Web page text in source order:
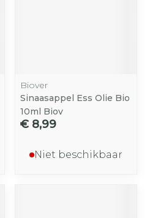
Biover
Sinaasappel Ess Olie Bio
10ml Biov
€ 8,99
Niet beschikbaar